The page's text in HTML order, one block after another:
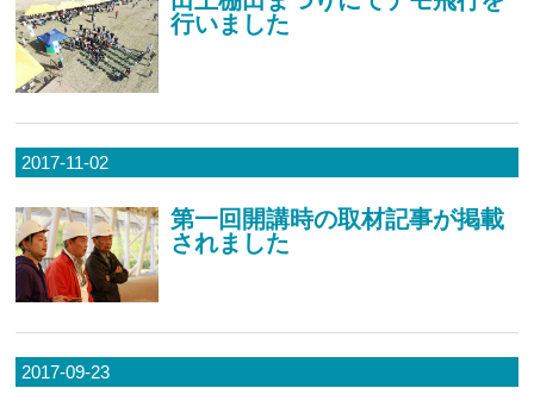
行いました
2017-11-02
第一回開講時の取材記事が掲載
されました
2017-09-23